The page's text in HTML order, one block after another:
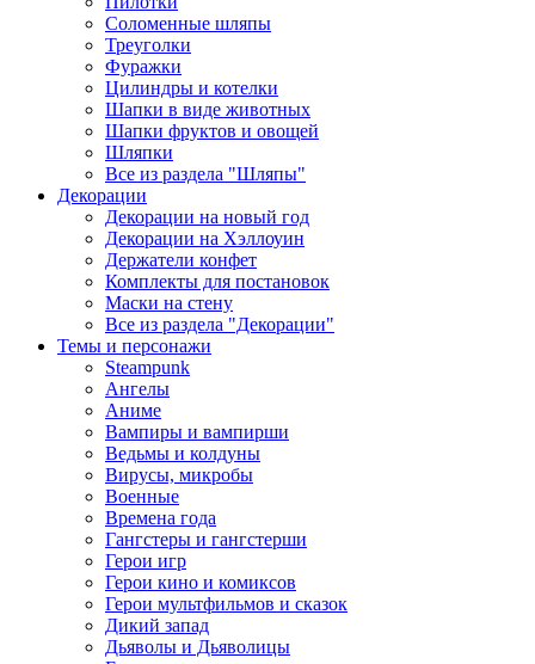
Соломенные шляпы
Треуголки
Фуражки
Цилиндры и котелки
Шапки в виде животных
Шапки фруктов и овощей
Шляпки
Все из раздела "Шляпы"
Декорации
Декорации на новый год
Декорации на Хэллоуин
Держатели конфет
Комплекты для постановок
Маски на стену
Все из раздела "Декорации"
Темы и персонажи
Steampunk
Ангелы
Аниме
Вампиры и вампирши
Ведьмы и колдуны
Вирусы, микробы
Военные
Времена года
Гангстеры и гангстерши
Герои игр
Герои кино и комиксов
Герои мультфильмов и сказок
Дикий запад
Дьяволы и Дьяволицы